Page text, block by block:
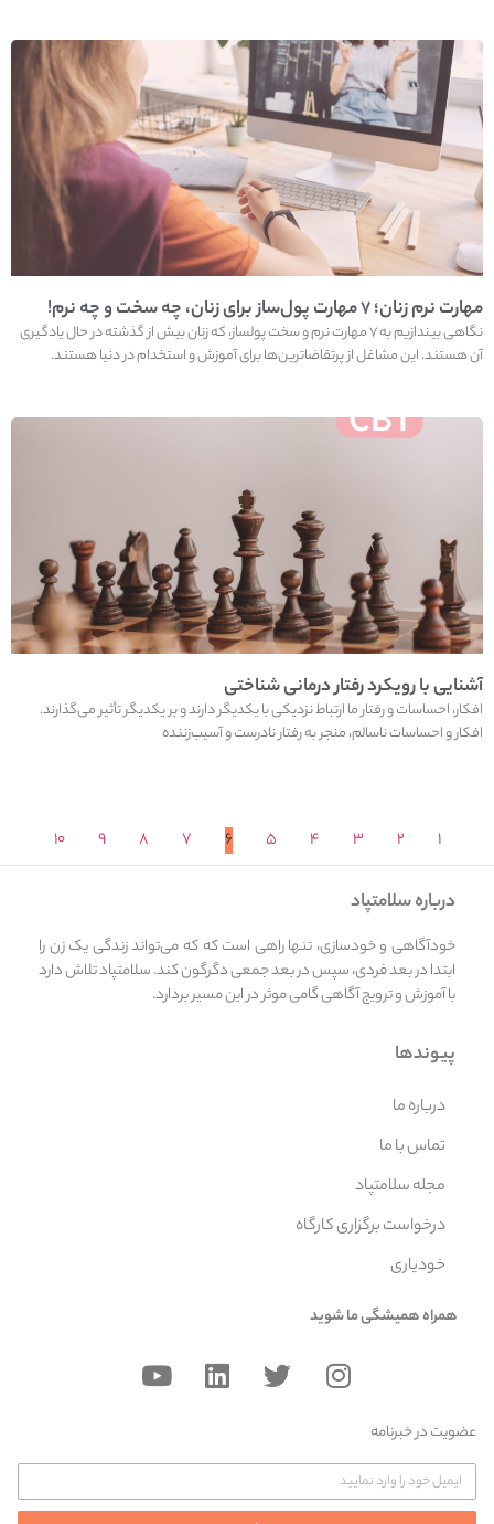
مهارت نرم زنان؛ ۷ مهارت پول‌ساز برای زنان، چه سخت و چه نرم!
نگاهی بیندازیم به ۷ مهارت نرم و سخت پولساز، که زنان بیش از گذشته در حال یادگیری
آن هستند. این مشاغل از پرتقاضاترین‌ها برای آموزش و استخدام در دنیا هستند.
آشنایی با رویکرد رفتار درمانی شناختی
افکار، احساسات و رفتار ما ارتباط نزدیکی با یکدیگر دارند و بر یکدیگر تأثیر می‌گذارند.
افکار و احساسات ناسالم، منجر به رفتار نادرست و آسیب‌زننده
۱ ۲ ۳ ۴ ۵ ۶ ۷ ۸ ۹ ۱۰
درباره سلامتپاد
خودآگاهی و خودسازی، تنها راهی است که که می‌تواند زندگی یک زن را
ابتدا در بعد فردی، سپس در بعد جمعی دگرگون کند. سلامتپاد تلاش دارد
با آموزش و ترویج آگاهی گامی موثر در این مسیر بردارد.
پیوندها
درباره ما
تماس با ما
مجله سلامتپاد
درخواست برگزاری کارگاه
خودیاری
همراه همیشگی ما شوید
عضویت در خبرنامه